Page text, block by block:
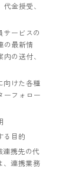
金授受、
サービスの
の最新情
の送付、
向けた各種
ーフォロー
る目的
連携先の代
、連携業務